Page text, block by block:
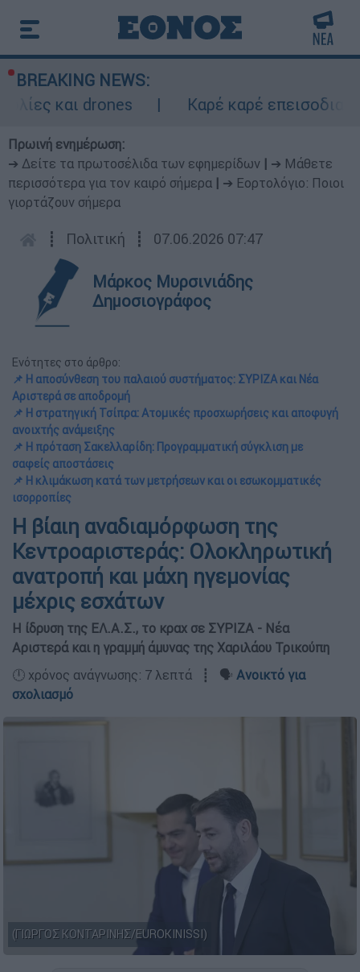
BREAKING NEWS:
και drones
Καρέ καρέ επεισοδιακή
Πρωινή ενημέρωση:
➔ Δείτε τα πρωτοσέλιδα των εφημερίδων
➔ Μάθετε
περισσότερα για τον καιρό σήμερα
➔ Εορτολόγιο: Ποιοι
γιορτάζουν σήμερα
┋ Πολιτική ┋ 07.06.2026 07:47
Μάρκος Μυρσινιάδης
Δημοσιογράφος
Ενότητες στο άρθρο:
📌 Η αποσύνθεση του παλαιού συστήματος: ΣΥΡΙΖΑ και Νέα
Αριστερά σε αποδρομή
📌 Η στρατηγική Τσίπρα: Ατομικές προσχωρήσεις και αποφυγή
ανοιχτής ανάμειξης
📌 Η πρόταση Σακελλαρίδη: Προγραμματική σύγκλιση με
σαφείς αποστάσεις
📌 Η κλιμάκωση κατά των μετρήσεων και οι εσωκομματικές
ισορροπίες
Η βίαιη αναδιαμόρφωση της
Κεντροαριστεράς: Ολοκληρωτική
ανατροπή και μάχη ηγεμονίας
μέχρις εσχάτων
Η ίδρυση της ΕΛ.Α.Σ., το κραχ σε ΣΥΡΙΖΑ - Νέα
Αριστερά και η γραμμή άμυνας της Χαριλάου Τρικούπη
🕛 χρόνος ανάγνωσης: 7 λεπτά ┋ 🗣️ Ανοικτό για
σχολιασμό
(ΓΙΩΡΓΟΣ ΚΟΝΤΑΡΙΝΗΣ/EUROKINISSI)